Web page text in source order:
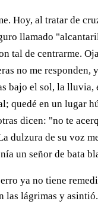
Hoy, al tratar de
llamado
tal de centrarme.
no me
bajo el sol, la
quedé en un lugar
dicen: "no te
dulzura de su voz
un señor de bata
ya no tiene
las lágrimas y